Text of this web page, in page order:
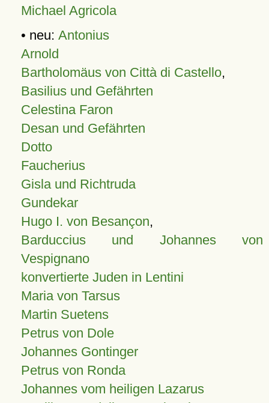
Michael Agricola
• neu: Antonius
Arnold
Bartholomäus von Città di Castello,
Basilius und Gefährten
Celestina Faron
Desan und Gefährten
Dotto
Faucherius
Gisla und Richtruda
Gundekar
Hugo I. von Besançon,
Barduccius und Johannes von
Vespignano
konvertierte Juden in Lentini
Maria von Tarsus
Martin Suetens
Petrus von Dole
Johannes Gontinger
Petrus von Ronda
Johannes vom heiligen Lazarus